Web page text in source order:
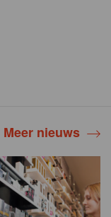
Meer nieuws